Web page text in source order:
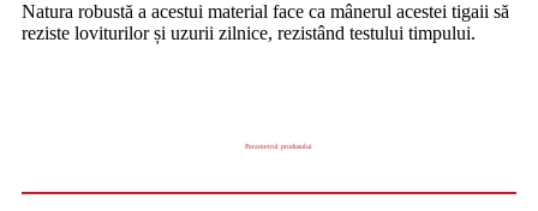
Natura robustă a acestui material face ca mânerul acestei tigaii să
reziste loviturilor și uzurii zilnice, rezistând testului timpului.
Parametrul produsului